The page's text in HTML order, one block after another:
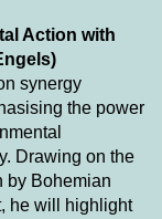
Action with
synergy
the power
Drawing on the
by Bohemian
he will highlight